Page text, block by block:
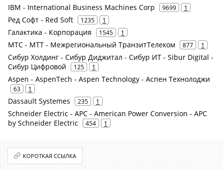
IBM - International Business Machines Corp 9699 1
Ред Софт - Red Soft 1235 1
Галактика - Корпорация 1545 1
МТС - МТТ - Межрегиональный ТранзитТелеком 877 1
Сибур Холдинг - Сибур Диджитал - Сибур ИТ - Sibur Digital -
Сибур Цифровой
125 1
Aspen - AspenTech - Aspen Technology - Аспен Технолоджи
63 1
Dassault Systemes 235 1
Schneider Electric - APC - American Power Conversion - APC
by Schneider Electric
454 1
КОРОТКАЯ ССЫЛКА